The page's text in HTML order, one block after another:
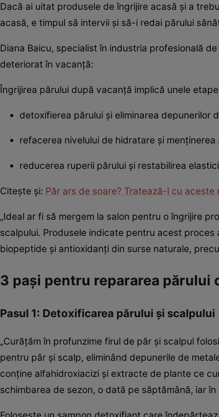
Dacă ai uitat produsele de îngrijire acasă și a
acasă, e timpul să intervii și să-i redai părului
Diana Baicu, specialist în industria profesională
deteriorat în vacanță:
Îngrijirea părului după vacanță implică unele
detoxifierea părului și eliminarea depunerilor
refacerea nivelului de hidratare și menținerea
reducerea ruperii părului și restabilirea
Citește și: Păr ars de soare? Tratează-l cu aceste
„Ideal ar fi să mergem la salon pentru o îngrijire
scalpului. Produsele indicate pentru acest
biopeptide și antioxidanți din surse naturale,
3 pași pentru repararea părului
Pasul 1: Detoxificarea părului și scalpului
„Curățăm în profunzime firul de păr și scalpul
pentru păr și scalp, eliminând depunerile de
conține alfahidroxiacizi și extracte de plante ce
schimbarea de sezon, o dată pe săptămână, iar